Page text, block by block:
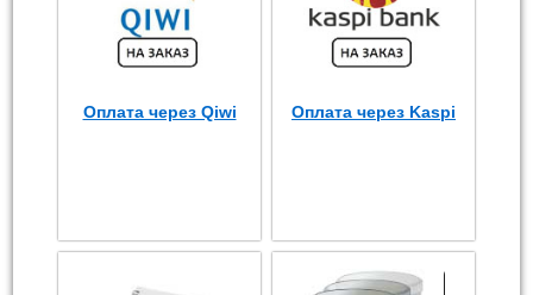
Оплата через Qiwi Оплата через Kaspi